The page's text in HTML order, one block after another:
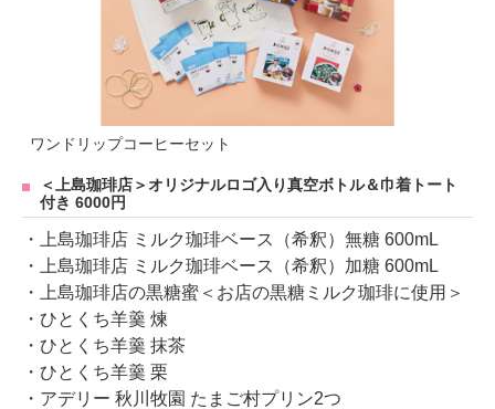
ワンドリップコーヒーセット
＜上島珈琲店＞オリジナルロゴ入り真空ボトル＆巾着トート
付き 6000円
・上島珈琲店 ミルク珈琲ベース（希釈）無糖 600mL
・上島珈琲店 ミルク珈琲ベース（希釈）加糖 600mL
・上島珈琲店の黒糖蜜＜お店の黒糖ミルク珈琲に使用＞
・ひとくち羊羹 煉
・ひとくち羊羹 抹茶
・ひとくち羊羹 栗
・アデリー 秋川牧園 たまご村プリン2つ